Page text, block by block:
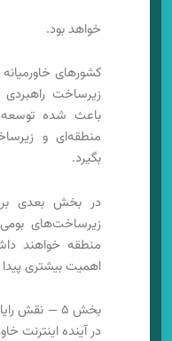
خواهد بود.
کشورهای
زیرساخت
منطقه‌ای و
بگیرد.
در بخش بعدی
زیرساخت‌های
منطقه خواهند
اهمیت بیشتری
بخش ۵ —
در آینده اینترنت